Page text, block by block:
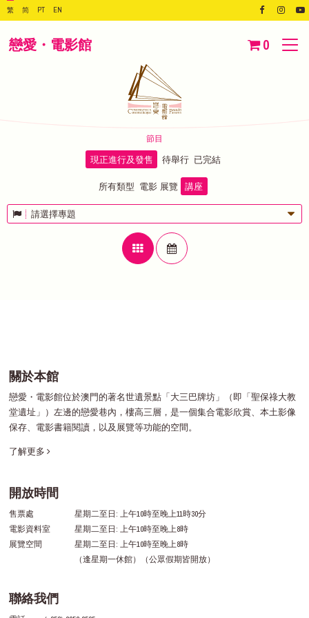
繁 简 PT EN
戀愛・電影館 0
節目
現正進行及發售 待舉行 已完結
所有類型 電影 展覽 講座
請選擇專題
關於本館
戀愛・電影館位於澳門的著名世遺景點「大三巴牌坊」（即「聖保祿大教
堂遺址」）左邊的戀愛巷內，樓高三層，是一個集合電影欣賞、本土影像
保存、電影書籍閱讀，以及展覽等功能的空間。
了解更多
開放時間
售票處
星期二至日: 上午10時至晚上11時30分
電影資料室
星期二至日: 上午10時至晚上8時
展覽空間
星期二至日: 上午10時至晚上8時
（逢星期一休館）（公眾假期皆開放）
聯絡我們